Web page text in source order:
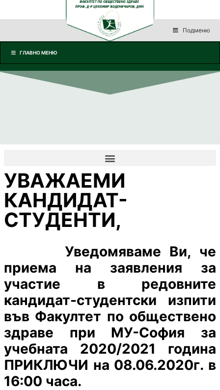
Подменю
ГЛАВНО МЕНЮ
УВАЖАЕМИ
КАНДИДАТ-
СТУДЕНТИ,
Уведомяваме Ви, че
приема на заявления за
участие в редовните
кандидат-студентски изпити
във Факултет по обществено
здраве при МУ-София за
учебната 2020/2021 година
ПРИКЛЮЧИ на 08.06.2020г. в
16:00 часа.